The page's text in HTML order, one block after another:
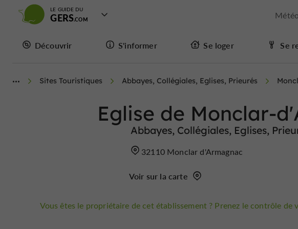
LE GUIDE DU
GERS Météo
Découvrir S'informer Se loger Se
Sites Touristiques Abbayes, Collégiales, Eglises, Prieurés
Eglise de Monclar-
Abbayes, Collégiales, Eglises,
32110 Monclar d'Armagnac
Voir sur la carte
Vous êtes le propriétaire de cet établissement ? Prenez le contrôle